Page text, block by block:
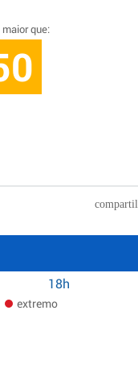
maior que:
18h
extremo